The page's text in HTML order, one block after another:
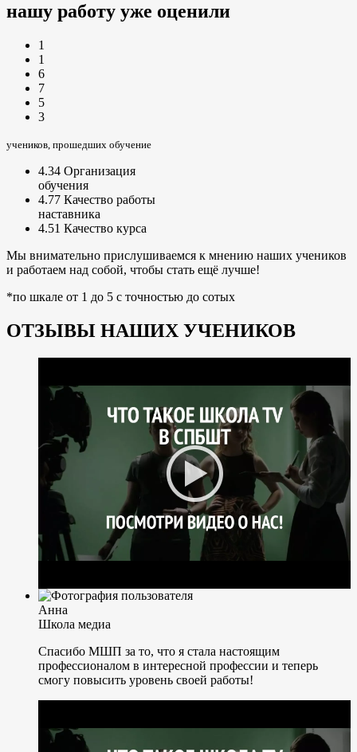
нашу работу уже оценили
1
1
6
7
5
3
учеников, прошедших обучение
4.34 Организация
обучения
4.77 Качество работы
наставника
4.51 Качество курса
Мы внимательно прислушиваемся к мнению наших учеников
и работаем над собой, чтобы стать ещё лучше!
*по шкале от 1 до 5 с точностью до сотых
ОТЗЫВЫ НАШИХ УЧЕНИКОВ
Анна
Школа медиа
Спасибо МШП за то, что я стала настоящим
профессионалом в интересной профессии и теперь
смогу повысить уровень своей работы!